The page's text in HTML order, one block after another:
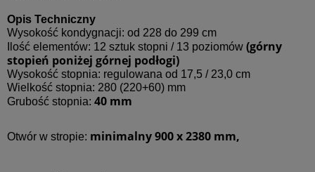
Opis Techniczny
Wysokość kondygnacji: od 228 do 299 cm
Ilość elementów: 12 sztuk stopni / 13 poziomów (górny
stopień poniżej górnej podłogi)
Wysokość stopnia: regulowana od 17,5 / 23,0 cm
Wielkość stopnia: 280 (220+60) mm
Grubość stopnia: 40 mm
Otwór w stropie: minimalny 900 x 2380 mm,